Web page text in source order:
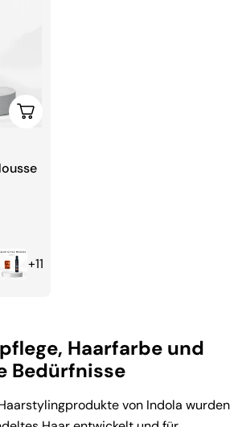
Wählen Sie Optionen
+11
Haarfarbe und
Bedürfnisse
von Indola wurden